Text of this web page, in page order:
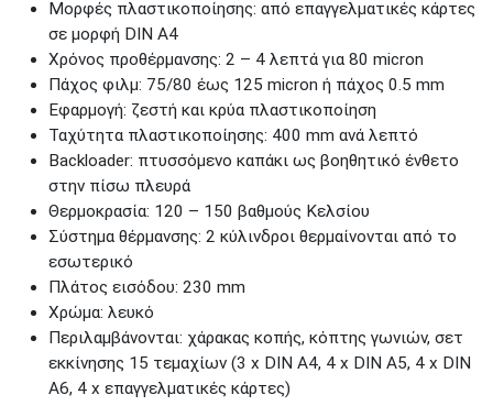
Μορφές πλαστικοποίησης: από επαγγελματικές κάρτες
σε μορφή DIN A4
Χρόνος προθέρμανσης: 2 – 4 λεπτά για 80 micron
Πάχος φιλμ: 75/80 έως 125 micron ή πάχος 0.5 mm
Εφαρμογή: ζεστή και κρύα πλαστικοποίηση
Ταχύτητα πλαστικοποίησης: 400 mm ανά λεπτό
Backloader: πτυσσόμενο καπάκι ως βοηθητικό ένθετο
στην πίσω πλευρά
Θερμοκρασία: 120 – 150 βαθμούς Κελσίου
Σύστημα θέρμανσης: 2 κύλινδροι θερμαίνονται από το
εσωτερικό
Πλάτος εισόδου: 230 mm
Χρώμα: λευκό
Περιλαμβάνονται: χάρακας κοπής, κόπτης γωνιών, σετ
εκκίνησης 15 τεμαχίων (3 x DIN A4, 4 x DIN A5, 4 x DIN
A6, 4 x επαγγελματικές κάρτες)